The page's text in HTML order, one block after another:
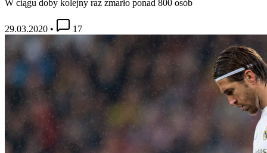
W ciągu doby kolejny raz zmarło ponad 800 osób
29.03.2020 • 17